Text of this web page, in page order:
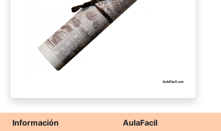
Información
AulaFacil